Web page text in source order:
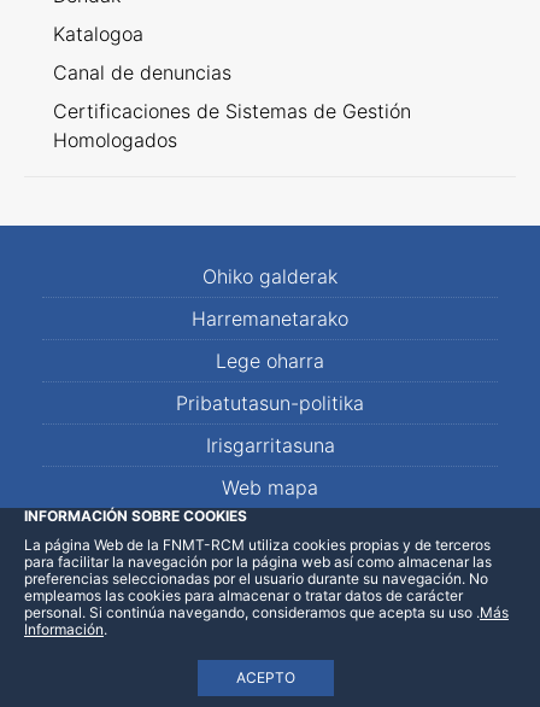
Katalogoa
Canal de denuncias
Certificaciones de Sistemas de Gestión
Homologados
Ohiko galderak
Harremanetarako
Lege oharra
Pribatutasun-politika
Irisgarritasuna
Web mapa
LinkedInFacebookWhatsApp
INFORMACIÓN SOBRE COOKIES
La página Web de la FNMT-RCM utiliza cookies propias y de terceros
para facilitar la navegación por la página web así como almacenar las
preferencias seleccionadas por el usuario durante su navegación. No
empleamos las cookies para almacenar o tratar datos de carácter
personal. Si continúa navegando, consideramos que acepta su uso
ACEPTO
.Más
Información.